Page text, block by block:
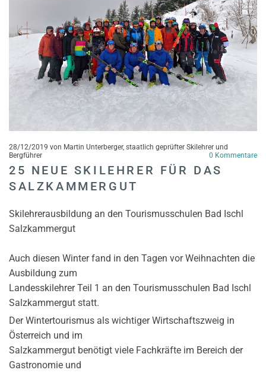
28/12/2019 von Martin Unterberger, staatlich geprüfter Skilehrer und
Bergführer
0 Kommentare
25 NEUE SKILEHRER FÜR DAS
SALZKAMMERGUT
Skilehrerausbildung an den Tourismusschulen Bad Ischl
Salzkammergut
Auch diesen Winter fand in den Tagen vor Weihnachten die
Ausbildung zum
Landesskilehrer Teil 1 an den Tourismusschulen Bad Ischl
Salzkammergut statt.
Der Wintertourismus als wichtiger Wirtschaftszweig in
Österreich und im
Salzkammergut benötigt viele Fachkräfte im Bereich der
Gastronomie und